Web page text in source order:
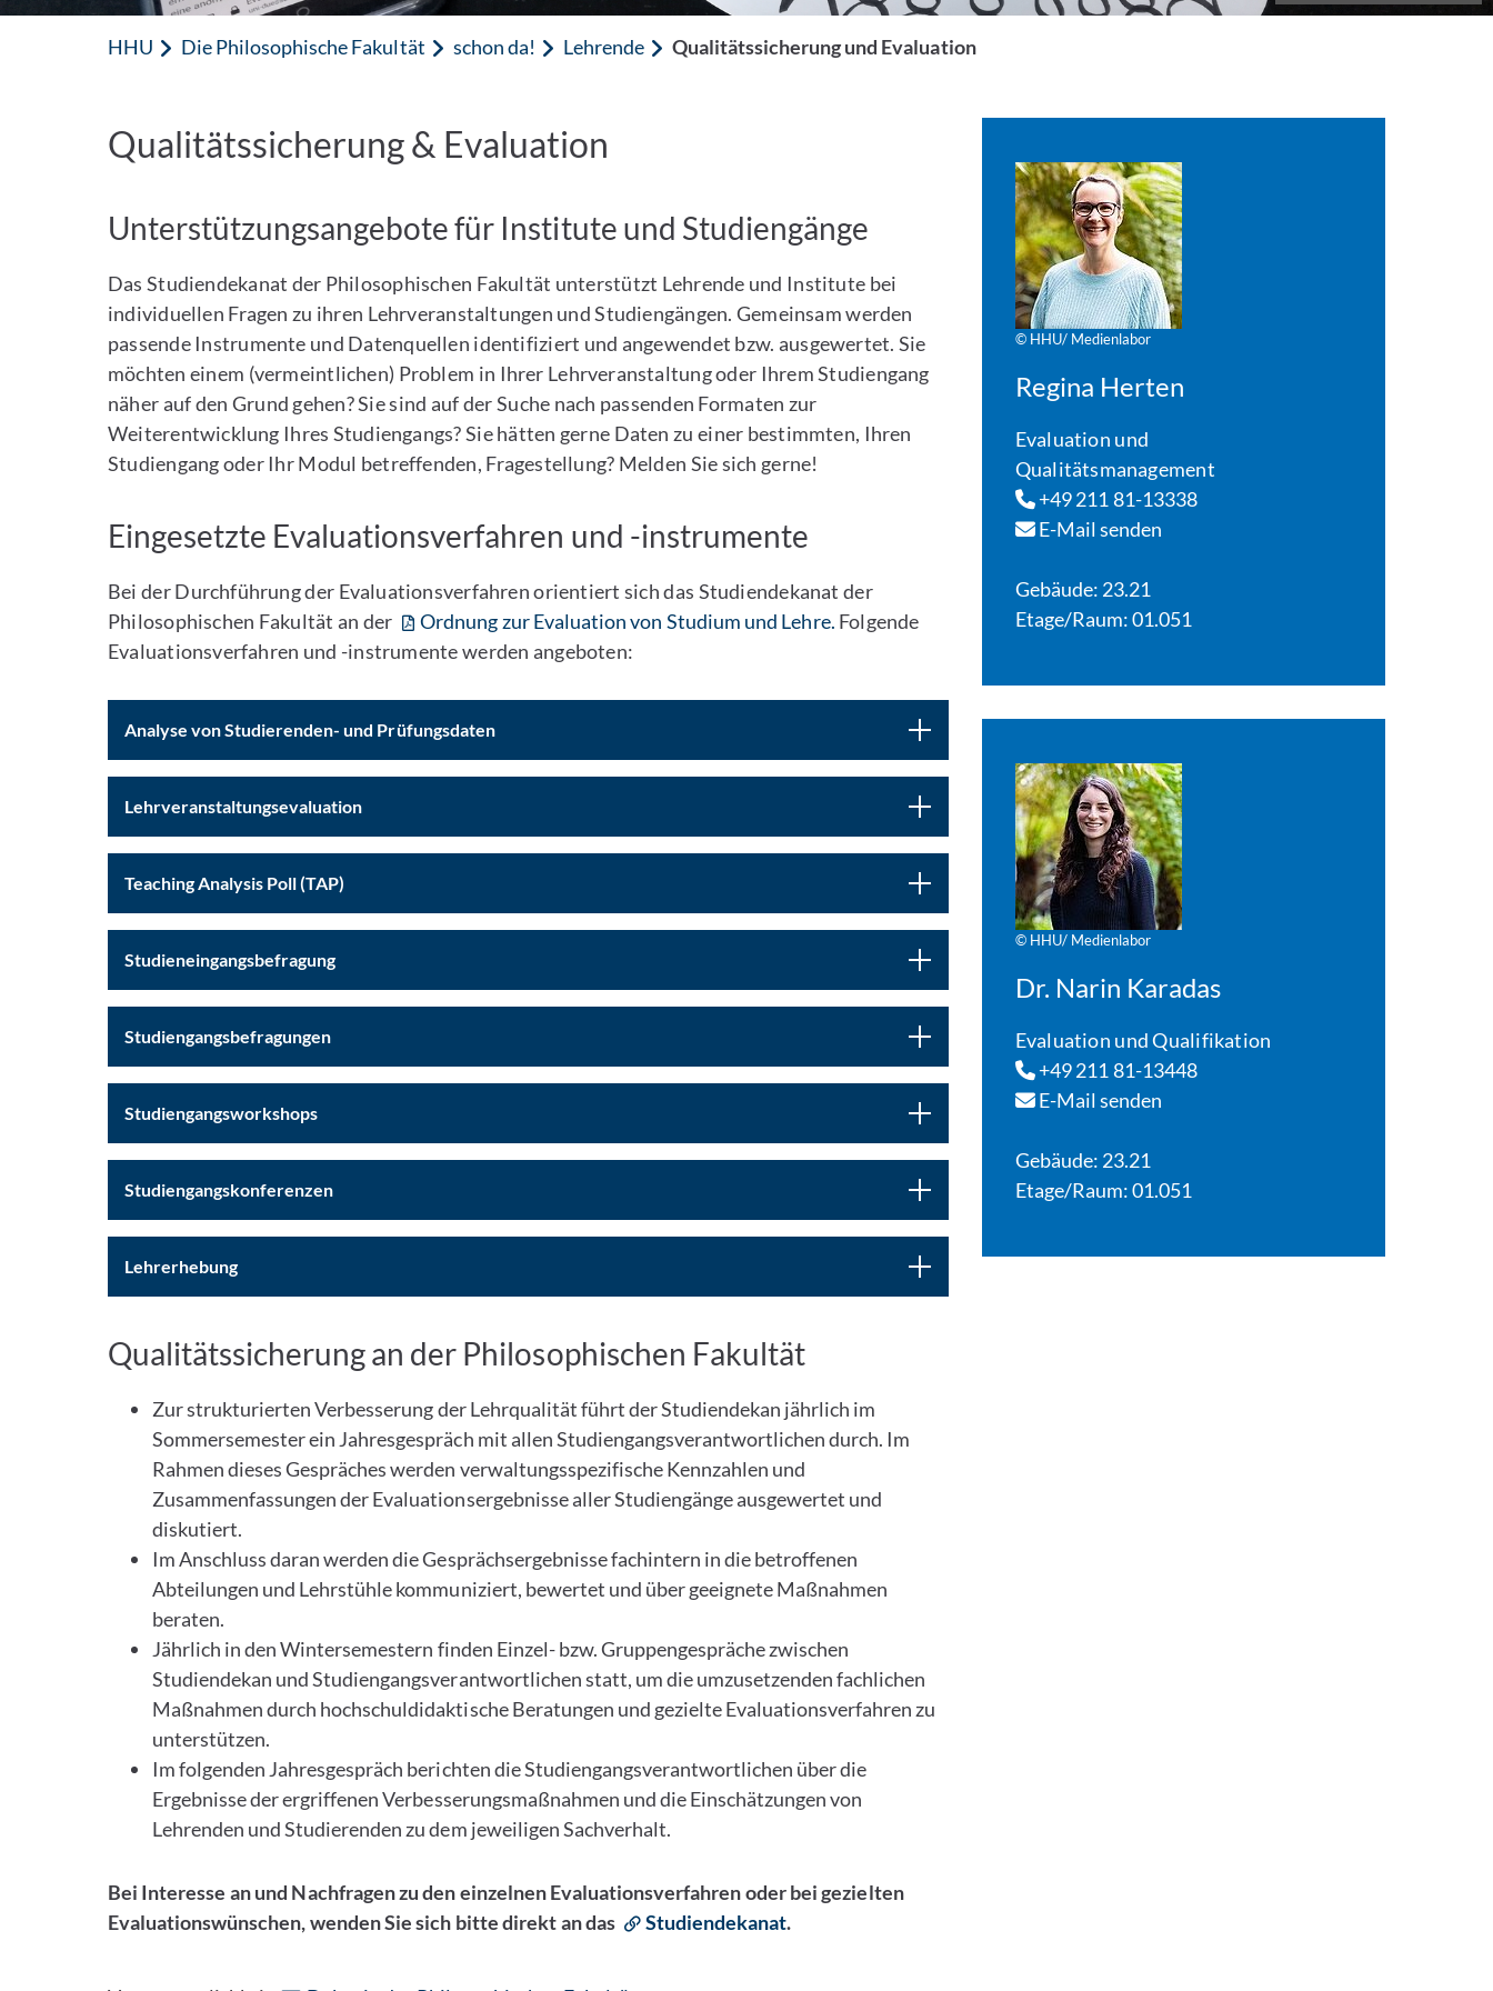
HHU Die Philosophische Fakultät schon da! Lehrende Qualitätssicherung und Evaluation
Qualitätssicherung & Evaluation
Unterstützungsangebote für Institute und Studiengänge
Das Studiendekanat der Philosophischen Fakultät unterstützt Lehrende und Institute bei
individuellen Fragen zu ihren Lehrveranstaltungen und Studiengängen. Gemeinsam werden
passende Instrumente und Datenquellen identifiziert und angewendet bzw. ausgewertet. Sie
möchten einem (vermeintlichen) Problem in Ihrer Lehrveranstaltung oder Ihrem Studiengang
näher auf den Grund gehen? Sie sind auf der Suche nach passenden Formaten zur
Weiterentwicklung Ihres Studiengangs? Sie hätten gerne Daten zu einer bestimmten, Ihren
Studiengang oder Ihr Modul betreffenden, Fragestellung? Melden Sie sich gerne!
Eingesetzte Evaluationsverfahren und -instrumente
Bei der Durchführung der Evaluationsverfahren orientiert sich das Studiendekanat der
Philosophischen Fakultät an der
Ordnung zur Evaluation von Studium und Lehre. Folgende
Evaluationsverfahren und -instrumente werden angeboten:
Analyse von Studierenden- und Prüfungsdaten
Lehrveranstaltungsevaluation
Teaching Analysis Poll (TAP)
Studieneingangsbefragung
Studiengangsbefragungen
Studiengangsworkshops
Studiengangskonferenzen
Lehrerhebung
Qualitätssicherung an der Philosophischen Fakultät
Zur strukturierten Verbesserung der Lehrqualität führt der Studiendekan jährlich im
Sommersemester ein Jahresgespräch mit allen Studiengangsverantwortlichen durch. Im
Rahmen dieses Gespräches werden verwaltungsspezifische Kennzahlen und
Zusammenfassungen der Evaluationsergebnisse aller Studiengänge ausgewertet und
diskutiert.
Im Anschluss daran werden die Gesprächsergebnisse fachintern in die betroffenen
Abteilungen und Lehrstühle kommuniziert, bewertet und über geeignete Maßnahmen
beraten.
Jährlich in den Wintersemestern finden Einzel- bzw. Gruppengespräche zwischen
Studiendekan und Studiengangsverantwortlichen statt, um die umzusetzenden fachlichen
Maßnahmen durch hochschuldidaktische Beratungen und gezielte Evaluationsverfahren zu
unterstützen.
Im folgenden Jahresgespräch berichten die Studiengangsverantwortlichen über die
Ergebnisse der ergriffenen Verbesserungsmaßnahmen und die Einschätzungen von
Lehrenden und Studierenden zu dem jeweiligen Sachverhalt.
Bei Interesse an und Nachfragen zu den einzelnen Evaluationsverfahren oder bei gezielten
Evaluationswünschen, wenden Sie sich bitte direkt an das
Studiendekanat.
© HHU/ Medienlabor
Regina Herten
Evaluation und
Qualitätsmanagement
+49 211 81-13338
E-Mail senden
Gebäude: 23.21
Etage/Raum: 01.051
© HHU/ Medienlabor
Dr. Narin Karadas
Evaluation und Qualifikation
+49 211 81-13448
E-Mail senden
Gebäude: 23.21
Etage/Raum: 01.051